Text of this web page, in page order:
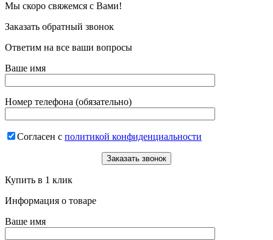
Мы скоро свяжемся с Вами!
Заказать обратный звонок
Ответим на все ваши вопросы
Ваше имя
Номер телефона (обязательно)
Согласен с политикой конфиденциальности
Купить в 1 клик
Информация о товаре
Ваше имя